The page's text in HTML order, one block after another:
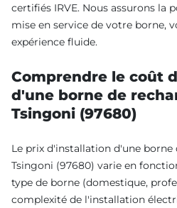
certifiés IRVE. Nous assurons la
mise en service de votre borne,
expérience fluide.
Comprendre le coût
d'une borne de
Tsingoni (97680)
Le prix d'installation d'une borne
Tsingoni (97680) varie en
type de borne (domestique,
complexité de l'installation